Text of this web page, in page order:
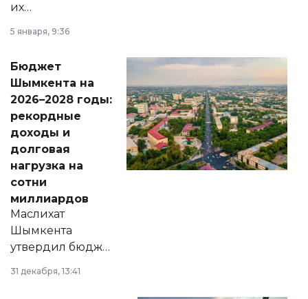
их
принести
народу
Венесуэлы.
5 января, 9:36
Бюджет
Шымкента на
2026–2028 годы:
рекордные
доходы и
долговая
нагрузка на
сотни
миллиардов
Маслихат
Шымкента
утвердил бюджет
города на 2026–
2028 годы.
31 декабря, 13:41